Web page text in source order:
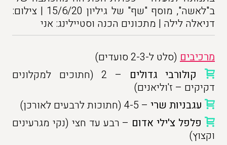
ב"לאשה", מוסף "שף" של גיליון 15/6/20 | צילום:
דניאלה לילה | מתכונים הכנה וסטיילינג: אני
מרכיבים (סלט ל-2-3 סועדים)
קולורבי גדולים
– 2 (חתוכים למקלונים
דקיקים – ז'וליאנים)
עגבניות שרי – 4-5 (חתוכות לרבעים לאורכן)
פלפל צ'ילי אדום – רבע עד חצי (נקי מגרעינים
וקצוץ)